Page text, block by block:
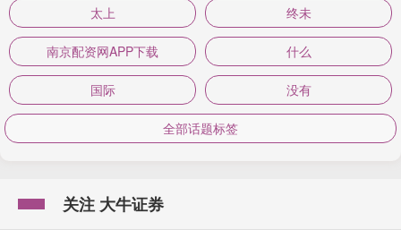
太上 终未
南京配资网APP下载 什么
国际 没有
全部话题标签
关注 大牛证券